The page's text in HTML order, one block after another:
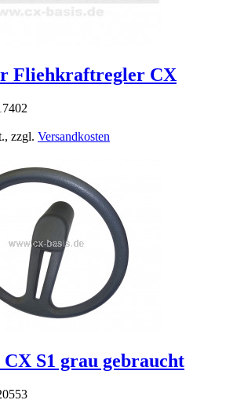
Fliehkraftregler CX
, zzgl. Versandkosten
S1 grau gebraucht